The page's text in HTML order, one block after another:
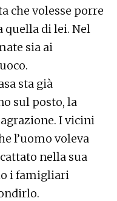
che volesse porre
quella di lei. Nel
sia ai
sta già
sul posto, la
I vicini
l’uomo voleva
nella sua
i famigliari